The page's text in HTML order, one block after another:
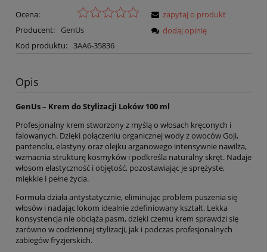
Ocena:
Producent:
GenUs
Kod produktu: 3AA6-35836
zapytaj o produkt
dodaj opinię
Opis
GenUs – Krem do Stylizacji Loków 100 ml
Profesjonalny krem stworzony z myślą o włosach kręconych i
falowanych. Dzięki połączeniu organicznej wody z owoców Goji,
pantenolu, elastyny oraz olejku arganowego intensywnie nawilża,
wzmacnia strukturę kosmyków i podkreśla naturalny skręt. Nadaje
włosom elastyczność i objętość, pozostawiając je sprężyste,
miękkie i pełne życia.
Formuła działa antystatycznie, eliminując problem puszenia się
włosów i nadając lokom idealnie zdefiniowany kształt. Lekka
konsystencja nie obciąża pasm, dzięki czemu krem sprawdzi się
zarówno w codziennej stylizacji, jak i podczas profesjonalnych
zabiegów fryzjerskich.